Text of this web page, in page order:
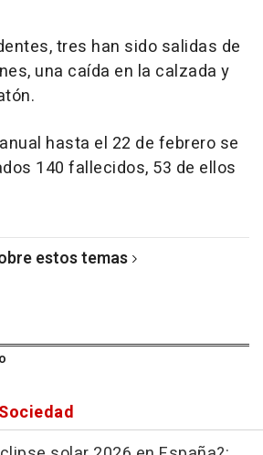
tres han sido salidas de
una caída en la calzada y
hasta el 22 de febrero se
140 fallecidos, 53 de ellos
estos temas